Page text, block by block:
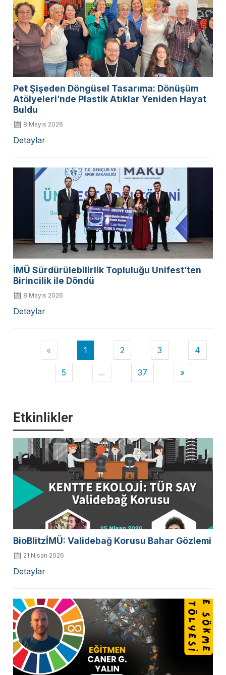
Pet Şişeden Döngüsel Tasarıma: Dönüşüm
Atölyeleri’nde Plastik Atıklar Yeniden Hayat
Buldu
8 Mayıs 2026
Detaylar
İMÜ Sürdürülebilirlik Topluluğu Unifest’ten
Birincilik ile Döndü
8 Mayıs 2026
Detaylar
« 1 2 3 4
5 ... 37 »
Etkinlikler
BioBlitzİMÜ: Validebağ Korusu Bahar Gözlemi
21 Nisan 2026
Detaylar